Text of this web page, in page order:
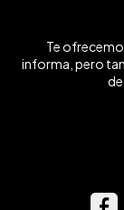
Te
informa, pero